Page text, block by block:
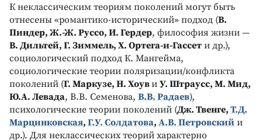
К неклассическим теориям поколений могут быть
отнесены «романтико-исторический» подход (В.
Пиндер, Ж.-Ж. Руссо, И. Гердер, философия жизни —
В. Дильтей, Г. Зиммель, Х. Ортега-и-Гассет и др.),
социологический подход К. Мангейма,
социологические теории поляризации/конфликта
поколений (Г. Маркузе, Н. Хоуви У. Штраусс, М. Мид,
Ю.А. Левада, В.В. Семенова, В.В. Радаев),
психологические теории поколений (Дж. Твенге, Т.Д.
Марцинковская, Г.У. Солдатова, А.В. Петровский и
др.). Для неклассических теорий характерно